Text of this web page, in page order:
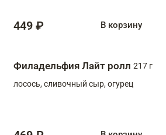
449 ₽ В корзину
Филадельфия Лайт ролл 217 г
лосось, сливочный сыр, огурец